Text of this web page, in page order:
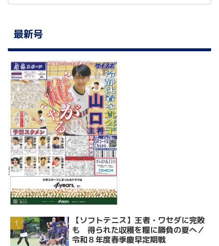
最新号
【ソフトテニス】王者・ワセダに完敗
も 得られた収穫を糧に勝負の夏へ／
令和８年度春季慶早定期戦